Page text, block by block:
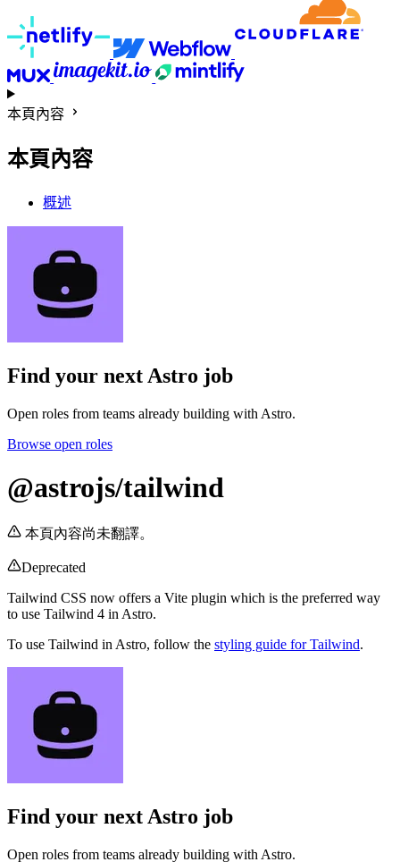
本頁內容
本頁內容
概述
Find your next Astro job
Open roles from teams already building with Astro.
Browse open roles
@astrojs/tailwind
本頁內容尚未翻譯。
Deprecated
Tailwind CSS now offers a Vite plugin which is the preferred way
to use Tailwind 4 in Astro.
To use Tailwind in Astro, follow the styling guide for Tailwind.
Find your next Astro job
Open roles from teams already building with Astro.